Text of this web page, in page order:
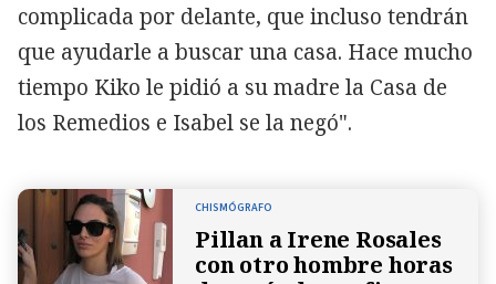
complicada por delante, que incluso tendrán
que ayudarle a buscar una casa. Hace mucho
tiempo Kiko le pidió a su madre la Casa de
los Remedios e Isabel se la negó".
CHISMÓGRAFO
Pillan a Irene Rosales
con otro hombre horas